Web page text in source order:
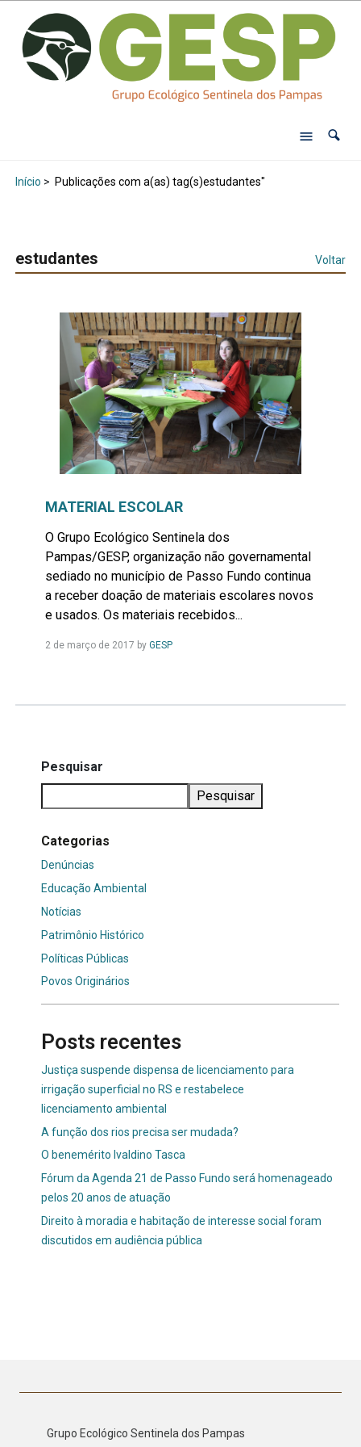
Início > Publicações com a(as) tag(s)estudantes"
estudantes Voltar
MATERIAL ESCOLAR
O Grupo Ecológico Sentinela dos
Pampas/GESP, organização não governamental
sediado no município de Passo Fundo continua
a receber doação de materiais escolares novos
e usados. Os materiais recebidos...
2 de março de 2017 by GESPLeia
Pesquisar
Pesquisar
Categorias
Denúncias
Educação Ambiental
Notícias
Patrimônio Histórico
Políticas Públicas
Povos Originários
Posts recentes
Justiça suspende dispensa de licenciamento para
irrigação superficial no RS e restabelece
licenciamento ambiental
A função dos rios precisa ser mudada?
O benemérito Ivaldino Tasca
Fórum da Agenda 21 de Passo Fundo será homenageado
pelos 20 anos de atuação
Direito à moradia e habitação de interesse social foram
discutidos em audiência pública
Grupo Ecológico Sentinela dos Pampas